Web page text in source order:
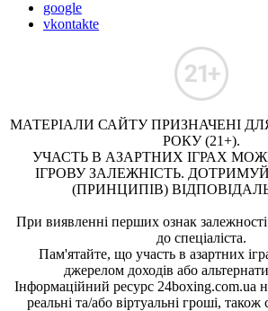
google
vkontakte
МАТЕРІАЛИ САЙТУ ПРИЗНАЧЕНІ
РОКУ (21+).
УЧАСТЬ В АЗАРТНИХ ІГРАХ
ІГРОВУ ЗАЛЕЖНІСТЬ.
(ПРИНЦИПІВ)
При виявленні перших ознак залежності
до спеціаліста.
Пам'ятайте, що участь в азартних
джерелом доходів або
Інформаційний ресурс 24boxing.com.ua
реальні та/або віртуальні гроші,